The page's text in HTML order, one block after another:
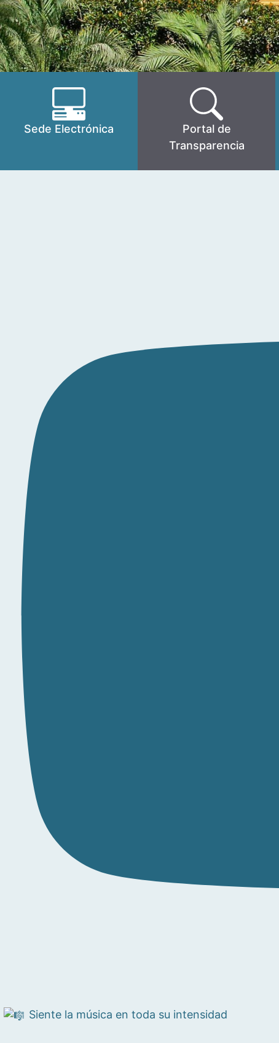
Sede Electrónica
Portal de
Transparencia
Siente la música en toda su intensidad